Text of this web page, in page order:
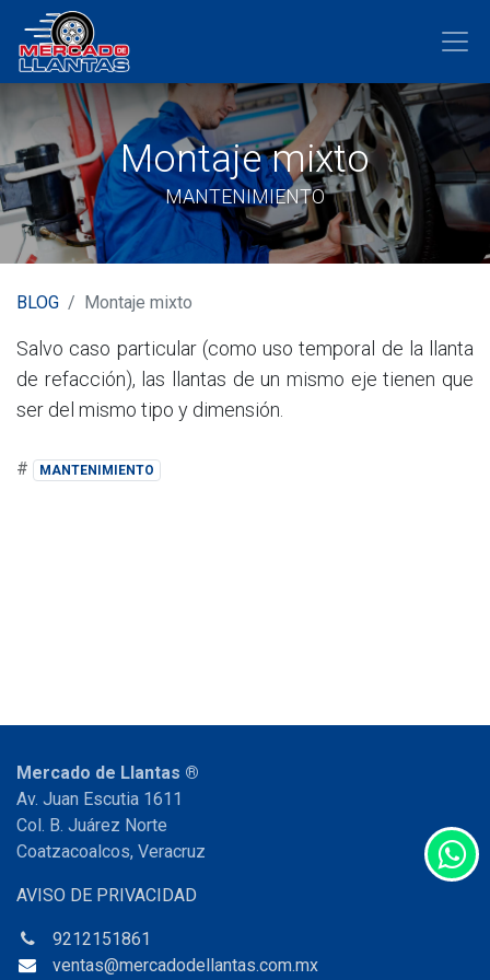
Montaje mixto
MANTENIMIENTO
BLOG Montaje mixto
Salvo caso particular (como uso temporal de la llanta
de refacción), las llantas de un mismo eje tienen que
ser del mismo tipo y dimensión.
# MANTENIMIENTO
Mercado de Llantas ®
Av. Juan Escutia 1611
Col. B. Juárez Norte
Coatzacoalcos, Veracruz
AVISO DE PRIVACIDAD
9212151861
ventas@mercadodellantas.com.mx